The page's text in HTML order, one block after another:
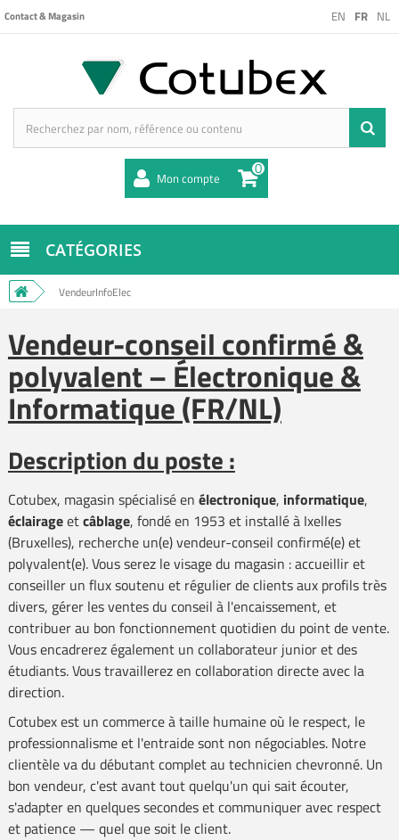
EN FR NL
Contact & Magasin
Mon compte 0
CATÉGORIES
VendeurInfoElec
Vendeur-conseil confirmé &
polyvalent – Électronique &
Informatique (FR/NL)
Description du poste :
Cotubex, magasin spécialisé en électronique, informatique,
éclairageetcâblage, fondé en 1953 et installé à Ixelles
(Bruxelles), recherche un(e) vendeur-conseil confirmé(e) et
polyvalent(e). Vous serez le visage du magasin : accueillir et
conseiller un flux soutenu et régulier de clients aux profils très
divers, gérer les ventes du conseil à l'encaissement, et
contribuer au bon fonctionnement quotidien du point de vente.
Vous encadrerez également un collaborateur junior et des
étudiants. Vous travaillerez en collaboration directe avec la
direction.
Cotubex est un commerce à taille humaine où le respect, le
professionnalisme et l'entraide sont non négociables. Notre
clientèle va du débutant complet au technicien chevronné. Un
bon vendeur, c'est avant tout quelqu'un qui sait écouter,
s'adapter en quelques secondes et communiquer avec respect
et patience — quel que soit le client.